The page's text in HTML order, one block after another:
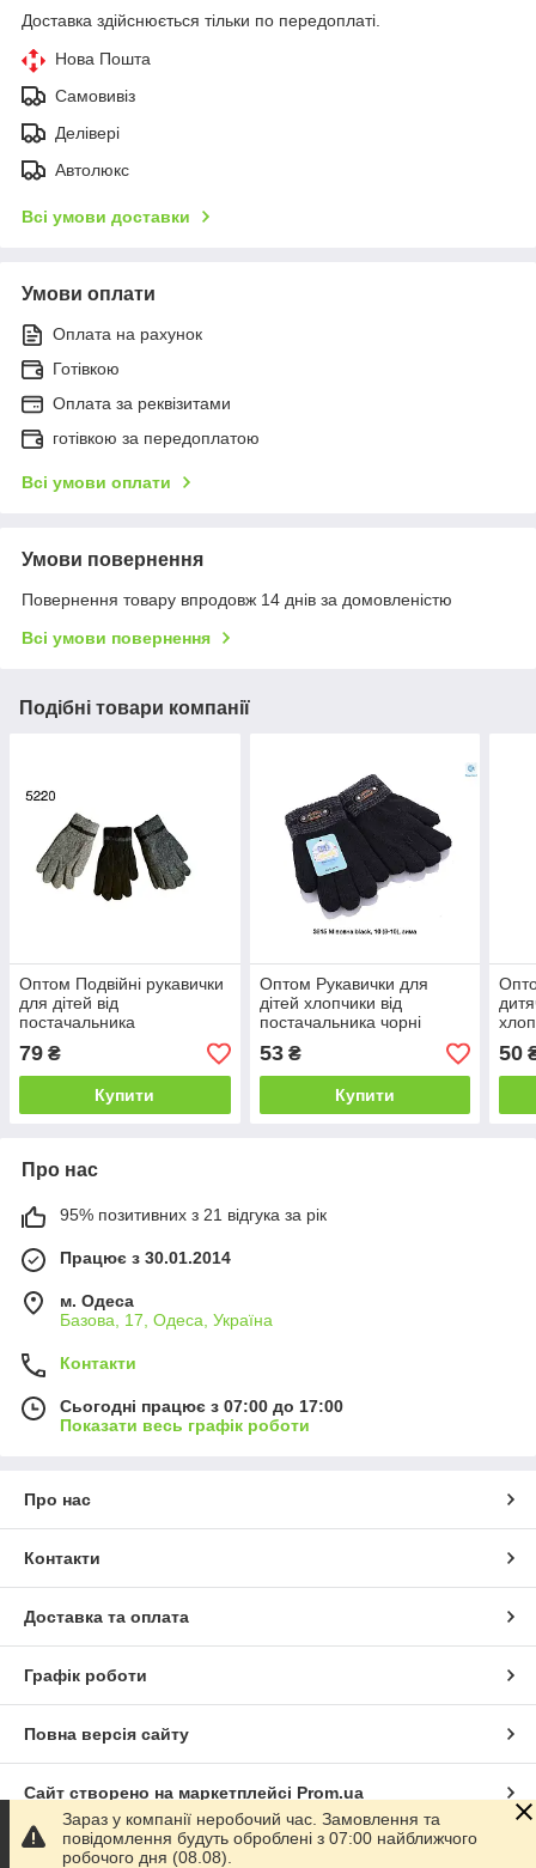
Доставка здійснюється тільки по передоплаті.
Нова Пошта
Самовивіз
Делівері
Автолюкс
Всі умови доставки
Умови оплати
Оплата на рахунок
Готівкою
Оплата за реквізитами
готівкою за передоплатою
Всі умови оплати
Умови повернення
Повернення товару впродовж 14 днів за домовленістю
Всі умови повернення
Подібні товари компанії
Оптом Подвійні рукавички
для дітей від
постачальника
79 ₴
Купити
Оптом Рукавички для
дітей хлопчики від
постачальника чорні
53₴
Купити
50
Про нас
95% позитивних з 21 відгука за рік
Працює з 30.01.2014
м. Одеса
Базова, 17, Одеса, Україна
Контакти
Сьогодні працює з 07:00 до 17:00
Показати весь графік роботи
Про нас
Контакти
Доставка та оплата
Графік роботи
Повна версія сайту
Сайт створено на маркетплейсі Prom.ua
Політика конфіденційності
Зараз у компанії неробочий час. Замовлення та
повідомлення будуть оброблені з 07:00 найближчого
робочого дня (08.08).